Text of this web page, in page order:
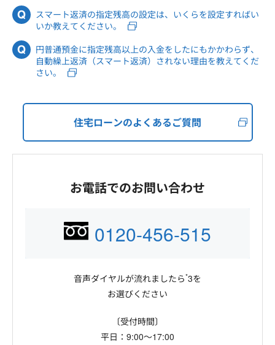
スマート返済の指定残高の設定は、いくらを設定すればい
いか教えてください。
円普通預金に指定残高以上の入金をしたにもかかわらず、
自動繰上返済（スマート返済）されない理由を教えてくだ
さい。
住宅ローンのよくあるご質問
お電話でのお問い合わせ
0120-456-515
音声ダイヤルが流れましたら*3を
お選びください
〔受付時間〕
平日：9:00～17:00